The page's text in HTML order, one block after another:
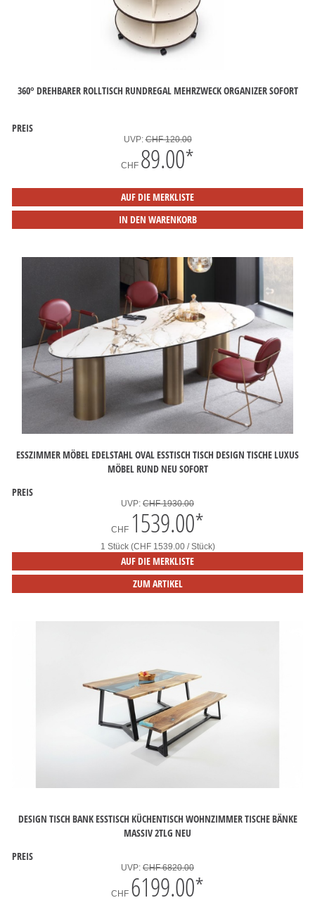
360° DREHBARER ROLLTISCH RUNDREGAL MEHRZWECK ORGANIZER SOFORT
PREIS
UVP:CHF 120.00
CHF 89.00*
AUF DIE MERKLISTE
IN DEN WARENKORB
ESSZIMMER MÖBEL EDELSTAHL OVAL ESSTISCH TISCH DESIGN TISCHE LUXUS
MÖBEL RUND NEU SOFORT
PREIS
UVP: CHF 1930.00
CHF 1539.00*
1 Stück (CHF 1539.00 / Stück)
AUF DIE MERKLISTE
ZUM ARTIKEL
DESIGN TISCH BANK ESSTISCH KÜCHENTISCH WOHNZIMMER TISCHE BÄNKE
MASSIV 2TLG NEU
PREIS
UVP: CHF 6820.00
CHF 6199.00*